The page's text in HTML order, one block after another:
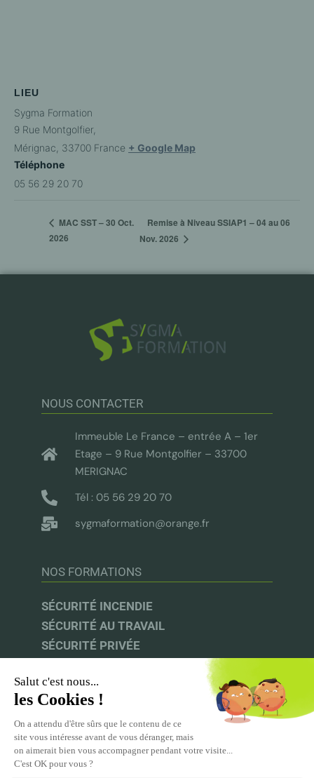
LIEU
Sygma Formation
9 Rue Montgolfier,
Mérignac 33700 France + Google Map
Téléphone
05 56 29 20 70
MAC SST – 30 Oct.
2026
Remise à Niveau SSIAP1 – 04 au 06
Nov. 2026
NOUS CONTACTER
Immeuble Le France – entrée A – 1er
Etage – 9 Rue Montgolfier – 33700
MERIGNAC
Tél : 05 56 29 20 70
sygmaformation@orange.fr
NOS FORMATIONS
SÉCURITÉ INCENDIE
SÉCURITÉ AU TRAVAIL
SÉCURITÉ PRIVÉE
UFACS | CNAPS |INRS |CPF
ACPR-PRÉVENTION